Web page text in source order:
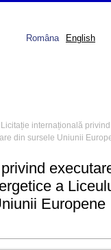
Româna English
internațională
din sursele Uniunii
a
Europene